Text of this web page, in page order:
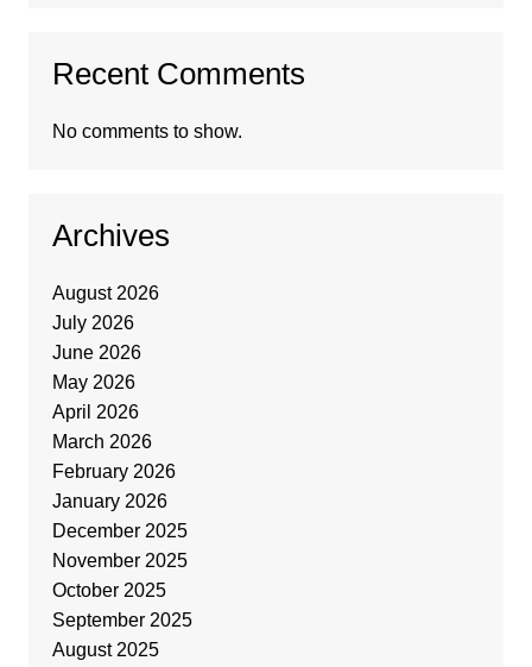
Recent Comments
No comments to show.
Archives
August 2026
July 2026
June 2026
May 2026
April 2026
March 2026
February 2026
January 2026
December 2025
November 2025
October 2025
September 2025
August 2025